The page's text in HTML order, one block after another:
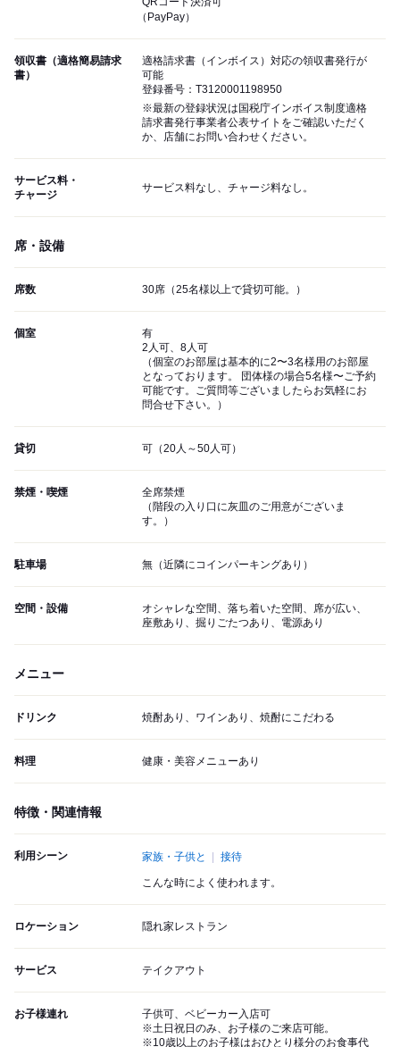
（PayPay）
領収書（適格簡易請求
書）
適格請求書（インボイス）対応の領収書発行が
可能
登録番号：T3120001198950
※最新の登録状況は国税庁インボイス制度適格
請求書発行事業者公表サイトをご確認いただく
か、店舗にお問い合わせください。
サービス料・
チャージ
サービス料なし、チャージ料なし。
席・設備
席数 30席（25名様以上で貸切可能。）
個室
有
2人可、8人可
（個室のお部屋は基本的に2〜3名様用のお部屋
となっております。 団体様の場合5名様〜ご予約
可能です。ご質問等ございましたらお気軽にお
問合せ下さい。）
貸切 可（20人～50人可）
禁煙・喫煙
全席禁煙
（階段の入り口に灰皿のご用意がございま
す。）
駐車場 無（近隣にコインパーキングあり）
空間・設備
オシャレな空間、落ち着いた空間、席が広い、
座敷あり、掘りごたつあり、電源あり
メニュー
ドリンク 焼酎あり、ワインあり、焼酎にこだわる
料理 健康・美容メニューあり
特徴・関連情報
利用シーン 家族・子供と 接待
こんな時によく使われます。
ロケーション 隠れ家レストラン
サービス テイクアウト
お子様連れ
子供可、ベビーカー入店可
※土日祝日のみ、お子様のご来店可能。
※10歳以上のお子様はおひとり様分のお食事代